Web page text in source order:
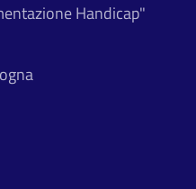
Handicap"